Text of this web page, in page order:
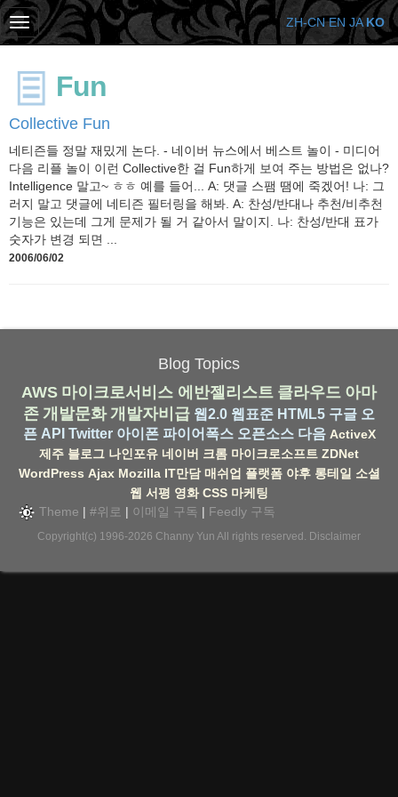
Fun
Collective Fun
네티즌들 정말 재밌게 논다. - 네이버 뉴스에서 베스트 놀이 - 미디어
다음 리플 놀이 이런 Collective한 걸 Fun하게 보여 주는 방법은 없나?
Intelligence 말고~ ㅎㅎ 예를 들어... A: 댓글 스팸 땜에 죽겠어! 나: 그
러지 말고 댓글에 네티즌 필터링을 해봐. A: 찬성/반대나 추천/비추천
기능은 있는데 그게 문제가 될 거 같아서 말이지. 나: 찬성/반대 표가
숫자가 변경 되면 ...
2006/06/02
Blog Topics
AWS 마이크로서비스 에반젤리스트 클라우드 아마
존 개발문화 개발자비급 웹2.0 웹표준 HTML5 구글 오
픈 API Twitter 아이폰 파이어폭스 오픈소스 다음 ActiveX
제주 블로그 나인포유 네이버 크롬 마이크로소프트 ZDNet
WordPress Ajax Mozilla IT만담 매쉬업 플랫폼 야후 롱테일 소셜
웹 서평 영화 CSS 마케팅
Theme | #위로 | 이메일 구독 | Feedly 구독
Copyright(c) 1996-2026 Channy Yun All rights reserved. Disclaimer
ZH-CN EN JA KO